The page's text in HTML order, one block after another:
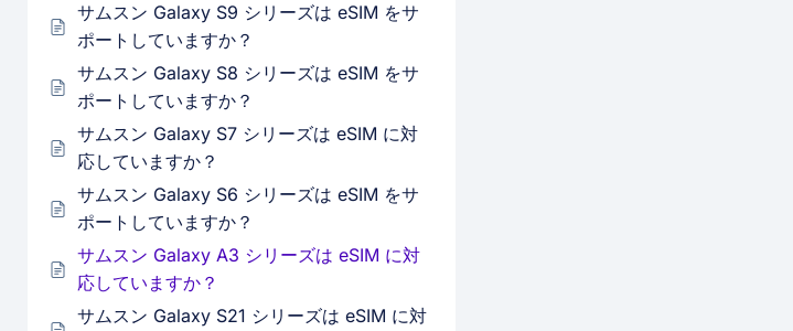
サムスン Galaxy S9 シリーズは eSIM をサ
ポートしていますか？
サムスン Galaxy S8 シリーズは eSIM をサ
ポートしていますか？
サムスン Galaxy S7 シリーズは eSIM に対
応していますか？
サムスン Galaxy S6 シリーズは eSIM をサ
ポートしていますか？
サムスン Galaxy A3 シリーズは eSIM に対
応していますか？
サムスン Galaxy S21 シリーズは eSIM に対